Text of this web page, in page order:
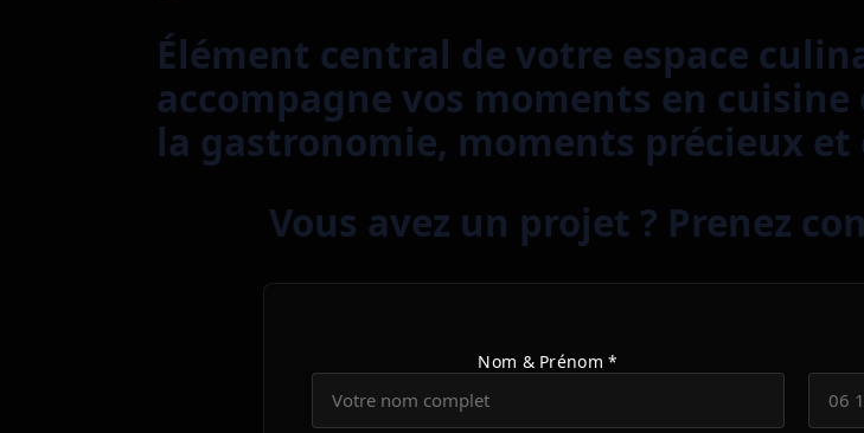
Élément central de votre espace
accompagne vos moments en
la gastronomie, moments précieux
Vous avez un projet ? Prenez
Nom & Prénom *